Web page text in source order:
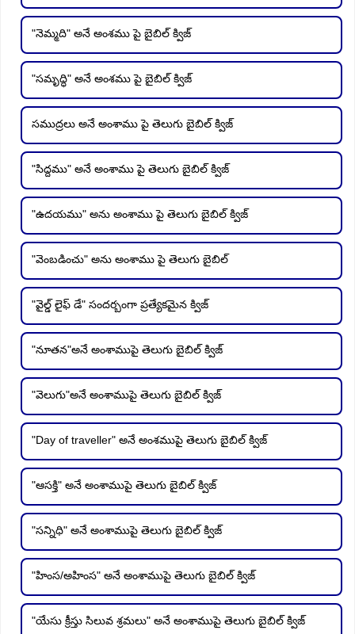
"నెమ్మది" అనే అంశము పై బైబిల్ క్విజ్
"సమృద్ధి" అనే అంశము పై బైబిల్ క్విజ్
సముద్రలు అనే అంశాము పై తెలుగు బైబిల్ క్విజ్
"సిద్దము" అనే అంశాము పై తెలుగు బైబిల్ క్విజ్
"ఉదయము" అను అంశాము పై తెలుగు బైబిల్ క్విజ్
"వెంబడించు" అను అంశాము పై తెలుగు బైబిల్
"వైల్డ్ లైఫ్ డే" సందర్బంగా ప్రత్యేకమైన క్విజ్
"నూతన"అనే అంశాముపై తెలుగు బైబిల్ క్విజ్
"వెలుగు"అనే అంశాముపై తెలుగు బైబిల్ క్విజ్
"Day of traveller" అనే అంశముపై తెలుగు బైబిల్ క్విజ్
"ఆసక్తి" అనే అంశాముపై తెలుగు బైబిల్ క్విజ్
"సన్నిధి" అనే అంశాముపై తెలుగు బైబిల్ క్విజ్
"హింస/అహింస" అనే అంశాముపై తెలుగు బైబిల్ క్విజ్
"యేసు క్రీస్తు సిలువ శ్రమలు" అనే అంశాముపై తెలుగు బైబిల్ క్విజ్